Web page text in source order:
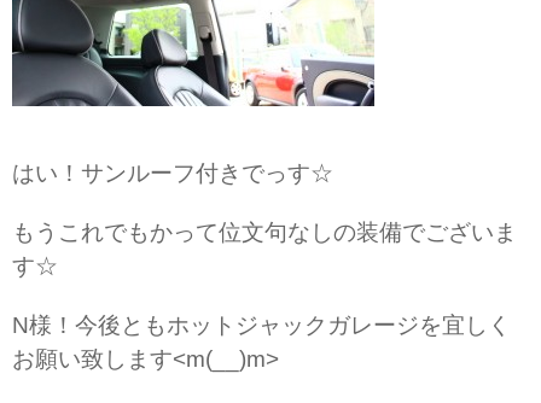
はい！サンルーフ付きでっす☆
もうこれでもかって位文句なしの装備でございま
す☆
N様！今後ともホットジャックガレージを宜しく
お願い致します<m(__)m>